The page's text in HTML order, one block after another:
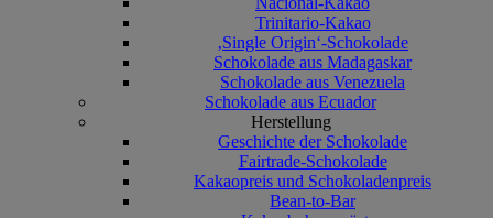
Trinitario-Kakao
‚Single Origin‘-Schokolade
Schokolade aus Madagaskar
Schokolade aus Venezuela
Schokolade aus Ecuador
Herstellung
Geschichte der Schokolade
Fairtrade-Schokolade
Kakaopreis und Schokoladenpreis
Bean-to-Bar